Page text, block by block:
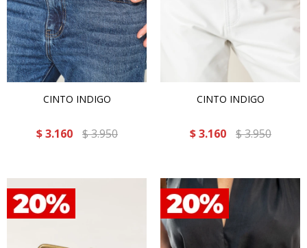
CINTO INDIGO
$ 3.160 $3.950
CINTO INDIGO
$ 3.160 $3.950